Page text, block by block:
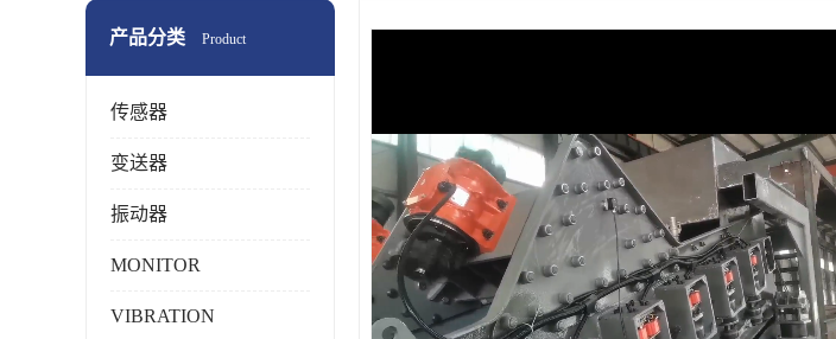
产品分类 Product
传感器
变送器
振动器
MONITOR
VIBRATION